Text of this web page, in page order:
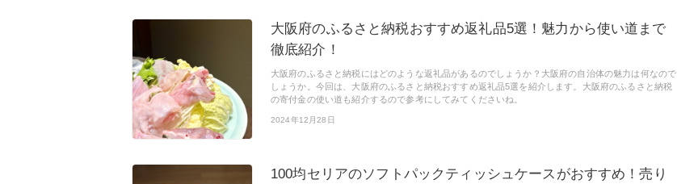
大阪府のふるさと納税おすすめ返礼品5選！魅力から使い道まで
徹底紹介！
大阪府のふるさと納税にはどのような返礼品があるのでしょうか？大阪府の自治体の魅力は何なので
しょうか。今回は、大阪府のふるさと納税おすすめ返礼品5選を紹介します。大阪府のふるさと納税
の寄付金の使い道も紹介するので参考にしてみてくださいね。
2024年12月28日
100均セリアのソフトパックティッシュケースがおすすめ！売り